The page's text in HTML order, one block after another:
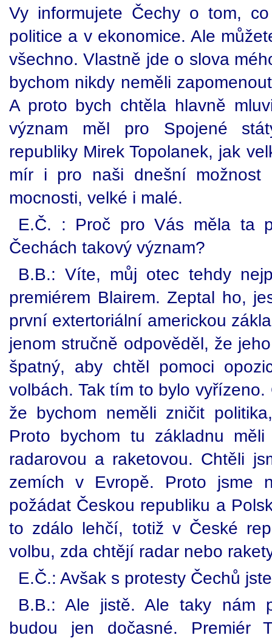
Vy informujete Čechy o tom,
politice a v ekonomice. Ale
všechno. Vlastně jde o slova
bychom nikdy neměli
A proto bych chtěla hlavně
význam měl pro Spojené
republiky Mirek Topolanek, jak
mír i pro naši dnešní možnost
mocnosti, velké i malé.
E.Č. : Proč pro Vás měla ta
Čechách takový význam?
B.B.: Víte, můj otec tehdy
premiérem Blairem. Zeptal ho,
první extertoriální americkou
jenom stručně odpověděl, že
špatný, aby chtěl pomoci
volbách. Tak tím to bylo
že bychom neměli zničit
Proto bychom tu základnu
radarovou a raketovou. Chtěli
zemích v Evropě. Proto jsme
požádat Českou republiku a
to zdálo lehčí, totiž v České
volbu, zda chtějí radar nebo
E.Č.: Avšak s protesty Čechů
B.B.: Ale jistě. Ale taky nám
budou jen dočasné. Premiér